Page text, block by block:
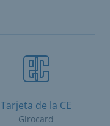
Tarjeta de la CE
Girocard